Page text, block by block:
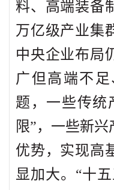
料、高端装备
万亿级产业集
中央企业布局
广但高端不
题，一些传统
限”，一些新
优势，实现高
显加大。“十